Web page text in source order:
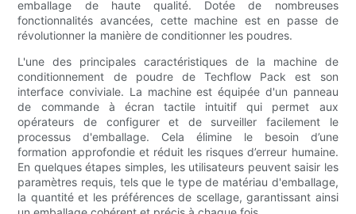
emballage de haute qualité. Dotée de nombreuses
fonctionnalités avancées, cette machine est en passe de
révolutionner la manière de conditionner les poudres.
L'une des principales caractéristiques de la machine de
conditionnement de poudre de Techflow Pack est son
interface conviviale. La machine est équipée d'un panneau
de commande à écran tactile intuitif qui permet aux
opérateurs de configurer et de surveiller facilement le
processus d'emballage. Cela élimine le besoin d’une
formation approfondie et réduit les risques d’erreur humaine.
En quelques étapes simples, les utilisateurs peuvent saisir les
paramètres requis, tels que le type de matériau d'emballage,
la quantité et les préférences de scellage, garantissant ainsi